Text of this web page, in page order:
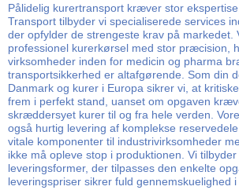
Pålidelig kurertransport kræver stor
Transport tilbyder vi specialiserede services
der opfylder de strengeste krav på markedet.
professionel kurerkørsel med stor præcision,
virksomheder inden for medicin og pharma
transportsikkerhed er altafgørende. Som din
Danmark og kurer i Europa sikrer vi, at
frem i perfekt stand, uanset om opgaven
skræddersyet kurer til og fra hele verden.
også hurtig levering af komplekse
vitale komponenter til industrivirksomheder
ikke må opleve stop i produktionen. Vi tilbyder
leveringsformer, der tilpasses den enkelte
leveringspriser sikrer fuld gennemskuelighed i